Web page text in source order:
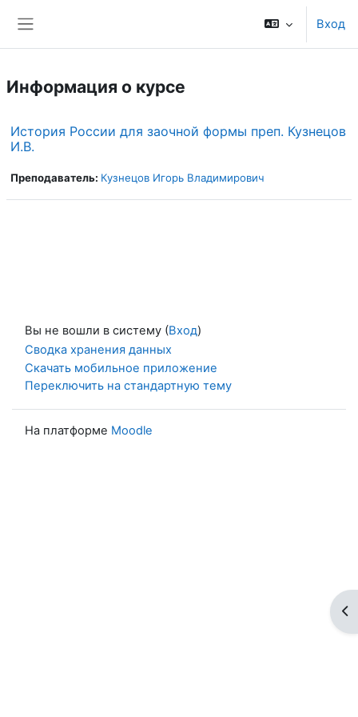
Вход
Информация о курсе
История России для заочной формы преп. Кузнецов
И.В.
Преподаватель: Кузнецов Игорь Владимирович
Вы не вошли в систему (Вход)
Сводка хранения данных
Скачать мобильное приложение
Переключить на стандартную тему
На платформе Moodle